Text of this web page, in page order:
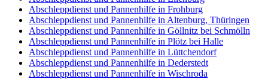
Abschleppdienst und Pannenhilfe in Frohburg
Abschleppdienst und Pannenhilfe in Altenburg, Thüringen
Abschleppdienst und Pannenhilfe in Göllnitz bei Schmölln
Abschleppdienst und Pannenhilfe in Plötz bei Halle
Abschleppdienst und Pannenhilfe in Lüttchendorf
Abschleppdienst und Pannenhilfe in Dederstedt
Abschleppdienst und Pannenhilfe in Wischroda